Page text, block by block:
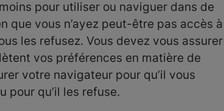
pour utiliser ou naviguer dans de
que vous n’ayez peut-être pas accès à
les refusez. Vous devez vous assurer
vos préférences en matière de
votre navigateur pour qu’il vous
pour qu’il les refuse.